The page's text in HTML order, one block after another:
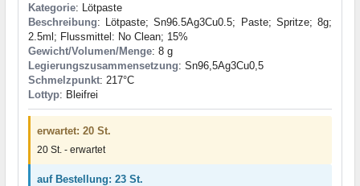
Kategorie: Lötpaste
Beschreibung: Lötpaste; Sn96.5Ag3Cu0.5; Paste; Spritze; 8g;
2.5ml; Flussmittel: No Clean; 15%
Gewicht/Volumen/Menge: 8 g
Legierungszusammensetzung: Sn96,5Ag3Cu0,5
Schmelzpunkt: 217°С
Lottyp: Bleifrei
erwartet: 20 St.
20 St. - erwartet
auf Bestellung: 23 St.